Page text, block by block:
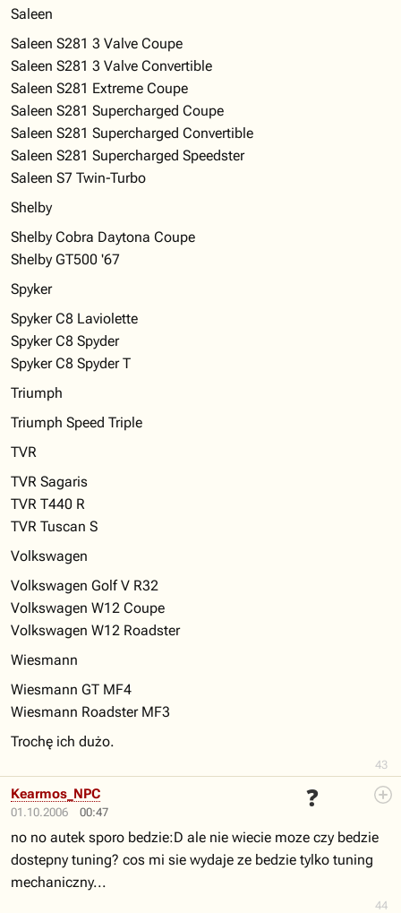
43
Saleen
Saleen S281 3 Valve Coupe
Saleen S281 3 Valve Convertible
Saleen S281 Extreme Coupe
Saleen S281 Supercharged Coupe
Saleen S281 Supercharged Convertible
Saleen S281 Supercharged Speedster
Saleen S7 Twin-Turbo
Shelby
Shelby Cobra Daytona Coupe
Shelby GT500 '67
Spyker
Spyker C8 Laviolette
Spyker C8 Spyder
Spyker C8 Spyder T
Triumph
Triumph Speed Triple
TVR
TVR Sagaris
TVR T440 R
TVR Tuscan S
Volkswagen
Volkswagen Golf V R32
Volkswagen W12 Coupe
Volkswagen W12 Roadster
Wiesmann
Wiesmann GT MF4
Wiesmann Roadster MF3
Trochę ich dużo.
01.10.2006 00:47
❓
44
Kearmos_NPC
no no autek sporo bedzie:D ale nie wiecie moze czy bedzie
dostepny tuning? cos mi sie wydaje ze bedzie tylko tuning
mechaniczny...